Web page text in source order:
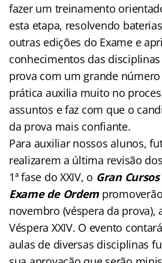
fazer um treinamento
esta etapa, resolvendo
outras edições do Exame e
conhecimentos das
prova com um grande número
prática auxilia muito no
assuntos e faz com que o
da prova mais confiante.
Para auxiliar nossos alunos,
realizarem a última revisão
1ª fase do XXIV, o Gran
Exame de Ordem
novembro (véspera da prova),
Véspera XXIV. O evento
aulas de diversas disciplinas